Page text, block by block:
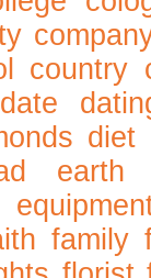
country
date
diet
earth
family